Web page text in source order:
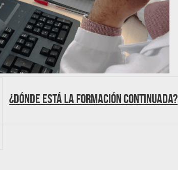
¿Dónde está la Formación continuada?